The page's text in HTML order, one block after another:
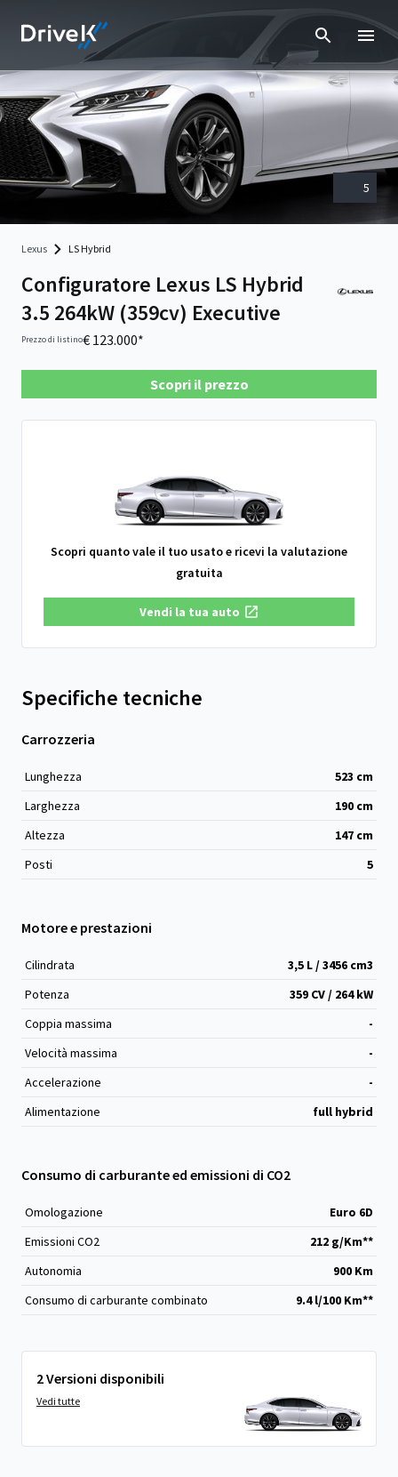
5
Lexus LS Hybrid
Configuratore Lexus LS Hybrid
3.5 264kW (359cv) Executive
Prezzo di listino€ 123.000*
Scopri il prezzo
Scopri quanto vale il tuo usato e ricevi la valutazione
gratuita
Vendi la tua auto
Specifiche tecniche
Carrozzeria
Lunghezza 523 cm
Larghezza
190 cm
Altezza
147 cm
Posti
5
Motore e prestazioni
Cilindrata 3,5 L / 3456 cm3
Potenza
359 CV / 264 kW
Coppia massima
-
Velocità massima
-
Accelerazione
-
Alimentazione
full hybrid
Consumo di carburante ed emissioni di CO2
Omologazione
Euro 6D
Emissioni CO2
212 g/Km**
Autonomia
900 Km
Consumo di carburante combinato
9.4 l/100 Km**
2 Versioni disponibili
Vedi tutte